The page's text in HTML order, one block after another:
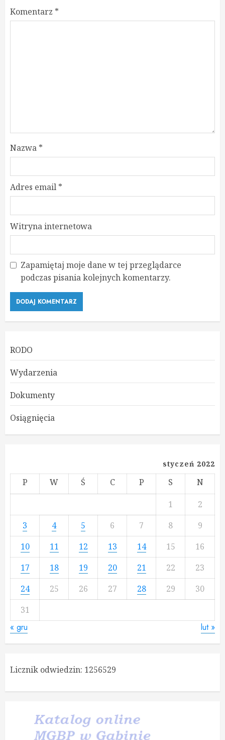
Komentarz *
Nazwa *
Adres email *
Witryna internetowa
Zapamiętaj moje dane w tej przeglądarce
podczas pisania kolejnych komentarzy.
RODO
Wydarzenia
Dokumenty
Osiągnięcia
styczeń 2022
P W Ś C P S
N
1
2
3
4 5 6 7 8
9
10
11 12 13 14 15
16
17
18 19 20 21 22
23
24
25 26 27 28 29
30
31
« gru lut »
Licznik odwiedzin: 1256529